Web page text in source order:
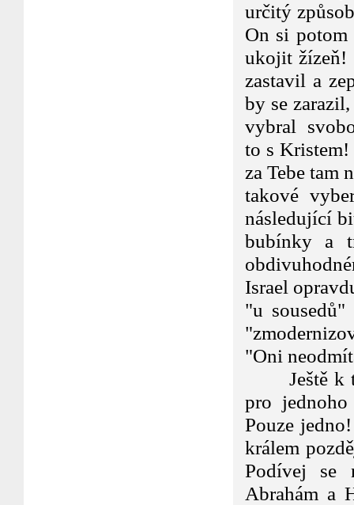
určitý
On si
ukojit žízeň!
zastavil a
by se
vybral
to s Kristem!
za Tebe tam
takové
následující
bubínky a
Israel
"u
"Oni
Ještě k
pro
Pouze
králem
Podívej se
Abrahám a